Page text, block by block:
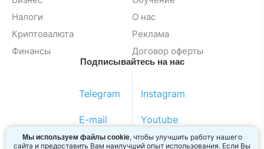
Мы используем файлы cookie, чтобы улучшить работу нашего
сайта и предоставить Вам наилучший опыт использования. Если Вы
Налоги
О нас
Криптовалюта
Реклама
Финансы
Договор оферты
Подписывайтесь на нас
Telegram Instagram
E-mail Youtube